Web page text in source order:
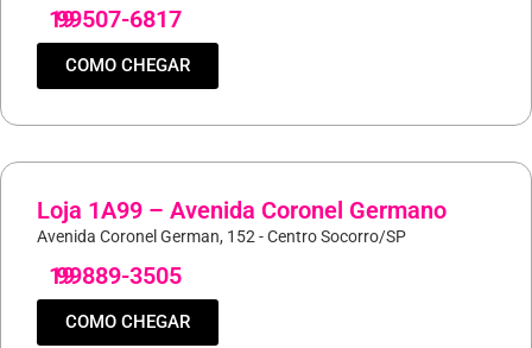
19
99507-6817
COMO CHEGAR
Loja 1A99 – Avenida Coronel Germano
Avenida Coronel German, 152 - Centro Socorro/SP
19
99889-3505
COMO CHEGAR